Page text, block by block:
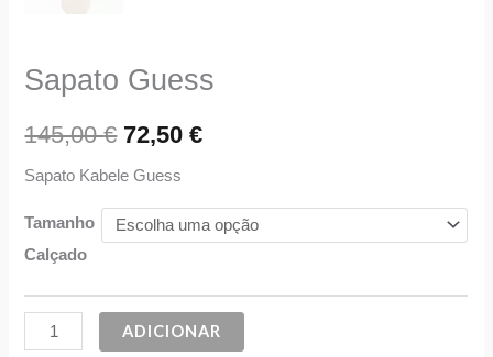
Sapato Guess
145,00€ 72,50€
Sapato Kabele Guess
Tamanho
Calçado
ADICIONAR